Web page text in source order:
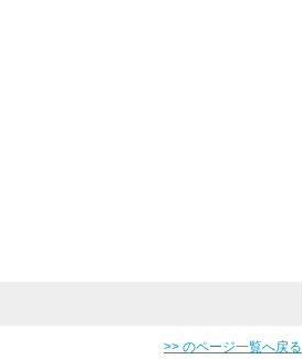
>> のページ一覧へ戻る